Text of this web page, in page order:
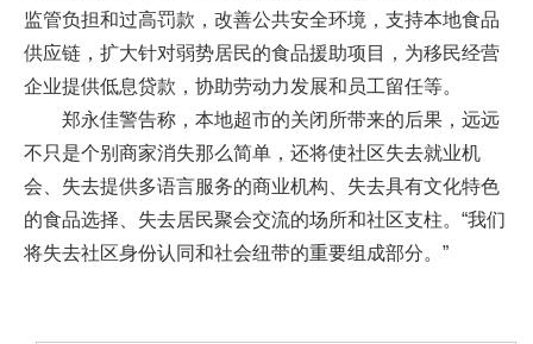
监管负担和过高罚款，改善公共安全环境，支持本地食品
供应链，扩大针对弱势居民的食品援助项目，为移民经营
企业提供低息贷款，协助劳动力发展和员工留任等。
郑永佳警告称，本地超市的关闭所带来的后果，远远
不只是个别商家消失那么简单，还将使社区失去就业机
会、失去提供多语言服务的商业机构、失去具有文化特色
的食品选择、失去居民聚会交流的场所和社区支柱。“我们
将失去社区身份认同和社会纽带的重要组成部分。”